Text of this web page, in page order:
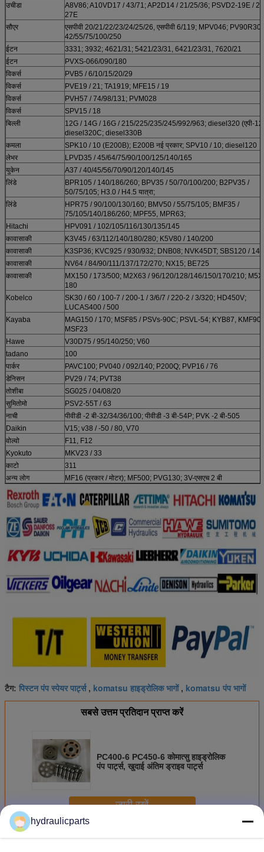
उचीडा
A8V86; A10VD17 / 43/71; AP2D14 / 21/25/36; PSVD2-19E /
27E
सौएर
एसपीवी 20/21/22/23/24/25/26, एसपीवी 6/119; MPV046; PV90R30 /
42/55/75/100/250
ईटन
3331; 3932; 4621/31; 5421/23/31, 6421/23/31, 7620/21
ईटन
PVXS-066/090/180
विकर्स
PVB5 / 6/10/15/20/29
विकर्स
PVE19 / 21; TA1919; MFE15 / 19
विकर्स
PVH57 / 74/98/131; PVM028
विकर्स
SPV15 / 18
बिल्ली
12G / 14G / 16G / 215/225/235/245/992/963; diesel320 (एपी-
diesel320C; diesel330B
कमला
SPK10 / 10 (E200B); E200B नई प्रकार; SPV10 / 10; diesel120
लेभर
LPVD35 / 45/64/75/90/100/125/140/165
युकेन
A37 / 40/45/56/70/90/120/140/145
लिंडे
BPR105 / 140/186/260; BPV35 / 50/70/100/200; B2PV35 /
50/75/105; H3.0 / H4.5 यात्रा;
लिंडे
HPR75 / 90/100/130/160; BMV50 / 55/75/105; BMF35 /
75/105/140/186/260; MPF55, MPR63;
Hitachi
HPV091 / 102/105/116/130/135/145
कावासाकी
K3V45 / 63/112/140/180/280; K5V80 / 140/200
कावासाकी
K3SP36; KVC925 / 930/932; DNB08; NVK45DT; SBS120 / 140
कावासाकी
NV64 / 84/90/111/137/172/270; NX15; BE725
कावासाकी
MX150 / 173/500; M2X63 / 96/120/128/146/150/170/210;
180
Kobelco
SK30 / 60 / 100-7 / 200-1 / 3/6/7 / 220-2 / 3/320; HD450V;
LUCAS400 / 500
Kayaba
MAG150 / 170; MSF85 / PSVs-90C; PSVL-54; KYB87, KMF90;
MSF23
Hawe
V30D75 / 95/140/250; V60
tadano
100
पार्कर
PAVC100; PV040 / 092/140; P200Q; PVP16 / 76
डेनिसन
PV29 / 74; PVT38
तोशीबा
SG025 / 04/08/20
सुमितोमो
PSV2-55T / 63
नाची
पीवीडी -2 बी-32/34/36/100; पीवीडी -3 बी-54P; PVK -2 बी-505
Daikin
V15; v38 / -50 / 80, V70
वोल्वो
F11, F12
Kyokuto
MKV23 / 33
काटो
311
अन्य लोग
MF16 (प्रकार / मोटर); MF500; PVG130; 3V-एसएच 2 बी
टैग: पिस्टन पंप स्पेयर पार्ट्स, komatsu हाइड्रोलिक भागों, komatsu पंप भागों
सबसे उत्तम प्रतिदान प्राप्त करें
PC400-6 PC450-6 कोमात्सु हाइड्रोलिक
पंप पार्ट्स, खुदाई अंतिम ड्राइव पार्ट्स
जारी रखें
अधिककोमात्सु हाइड्रोलिक पंप पार्ट्स
hydraulicparts